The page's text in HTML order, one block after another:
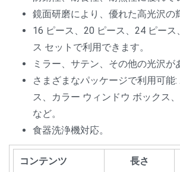
鏡面研磨により、優れた高光沢の
16 ピース、20 ピース、24 ピース
ス セットで利用できます。
ミラー、サテン、その他の光沢が
さまざまなパッケージで利用可能:
ス、カラー ウィンドウ ボックス
など。
食器洗浄機対応。
コンテンツ 長さ